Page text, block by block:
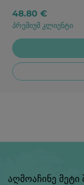
48.80 €
პრემიუმ კლიენტი
აღმოაჩინე